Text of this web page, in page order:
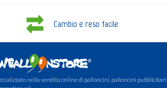
Cambio e reso facile
nella vendita online di palloncini, palloncini